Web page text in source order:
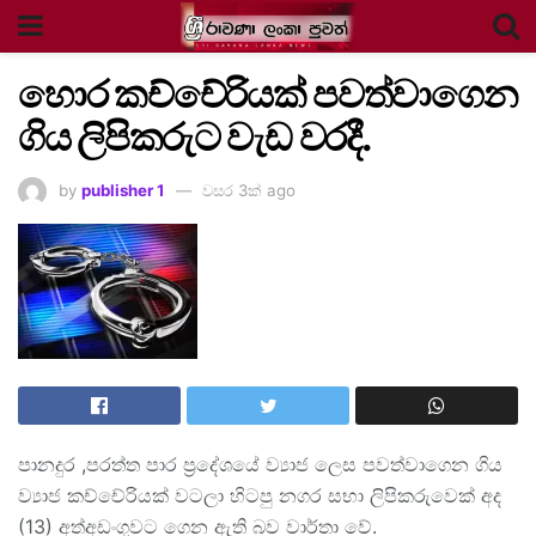
හොර කච්චේරියක් පවත්වාගෙන
ගිය ලිපිකරුට වැඩ වරදී.
by publisher 1 වසර 3ක් ago
පානදුර ,පරත්ත පාර ප්‍රදේශයේ ව්‍යාජ ලෙස පවත්වාගෙන ගිය
ව්‍යාජ කච්චේරියක් වටලා හිටපු නගර සභා ලිපිකරුවෙක් අද
(13) අත්අඩංගුවට ගෙන ඇති බව වාර්තා වේ.